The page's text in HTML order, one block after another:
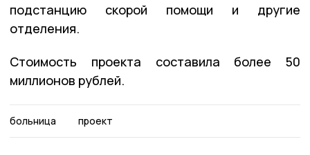
подстанцию скорой помощи и другие
отделения.
Стоимость проекта составила более 50
миллионов рублей.
больница проект